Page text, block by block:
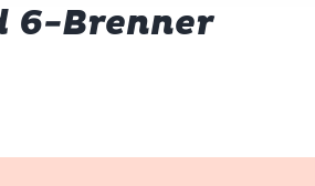
6-Brenner